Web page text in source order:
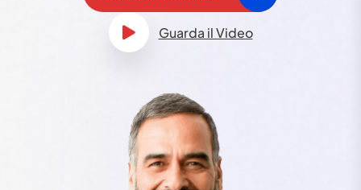
Guarda il Video